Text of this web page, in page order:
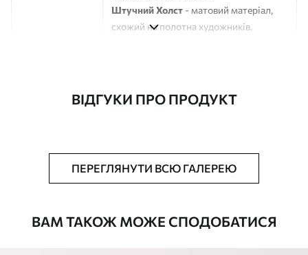
Штучний Холст - матовий матеріал,
схожий на полотна художників.
Додатково Можна додати лакове покриття.
ВІДГУКИ ПРО ПРОДУКТ
ПЕРЕГЛЯНУТИ ВСЮ ГАЛЕРЕЮ
ВАМ ТАКОЖ МОЖЕ СПОДОБАТИСЯ